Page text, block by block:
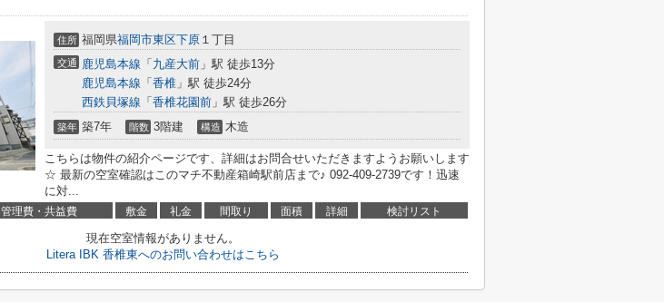
住所 福岡県福岡市東区下原 １丁目
交通 鹿児島本線 「 九産大前 」駅 徒歩13分
鹿児島本線 「 香椎 」駅 徒歩24分
西鉄貝塚線 「 香椎花園前 」駅 徒歩26分
築年 築7年 階数 3階建 構造 木造
こちらは物件の紹介ページです、詳細はお問合せいただきますようお願いします
☆ 最新の空室確認はこのマチ不動産箱崎駅前店まで♪ 092-409-2739です！迅速
に対...
管理費・共益費 敷金 礼金 間取り 面積 詳細 検討リスト
現在空室情報がありません。
Litera IBK 香椎東へのお問い合わせはこちら